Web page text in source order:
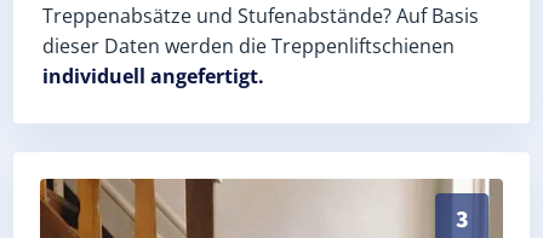
Treppenabsätze und Stufenabstände? Auf Basis
dieser Daten werden die Treppenliftschienen
individuell angefertigt.
3
Schneller, sauberer Einbau durch zertifizierte